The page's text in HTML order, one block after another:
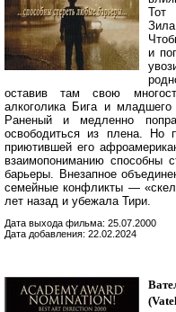
Тот
и
оставив там свою
алкоголика Бига и младшего
Раненый и медленно
освободиться из плена. Но
приютившей его
взаимопониманию способны
барьеры. Внезапное
семейные конфликты —
лет назад и убежала Тири.
Дата выхода фильма: 25.07.2000
Дата добавления: 22.02.2024
(Vatel